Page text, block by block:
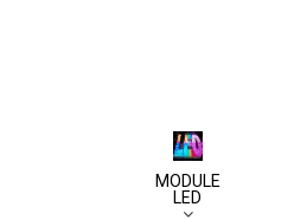
MODULE
LED